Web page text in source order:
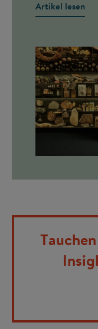
Artikel lesen